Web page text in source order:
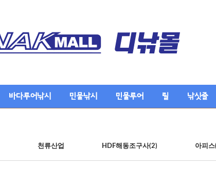
바다루어낚시 민물낚시 민물루어 릴 낚싯줄
천류산업 HDF해동조구사(2) 아피스